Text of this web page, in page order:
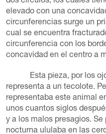
elevado con una
circunferencias surge un
cual se encuentra
circunferencia con los
concavidad en el centro a
Esta pieza, por los ojos
representa a un tecolote.
representaba este animal
unos cuantos siglos
y a los malos presagios.
nocturna ululaba en las